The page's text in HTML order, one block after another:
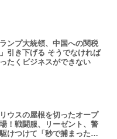
ランプ大統領、中国への関税
」引き下げる そうでなければ
たくビジネスができない
リウスの屋根を切ったオープ
！戦闘服、リーゼント、警
けつけて「秒で捕まった」